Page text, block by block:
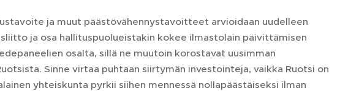
ja muut päästövähennystavoitteet arvioidaan uudelleen
ja osa hallituspuolueistakin kokee ilmastolain päivittämisen
osalta, sillä ne muutoin korostavat uusimman
Sinne virtaa puhtaan siirtymän investointeja, vaikka Ruotsi on
yhteiskunta pyrkii siihen mennessä nollapäästäiseksi ilman